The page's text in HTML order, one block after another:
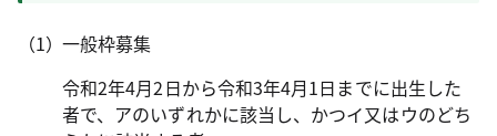
一般枠募集
令和2年4月2日から令和3年4月1日までに出生した
者で、アのいずれかに該当し、かつイ又はウのどち